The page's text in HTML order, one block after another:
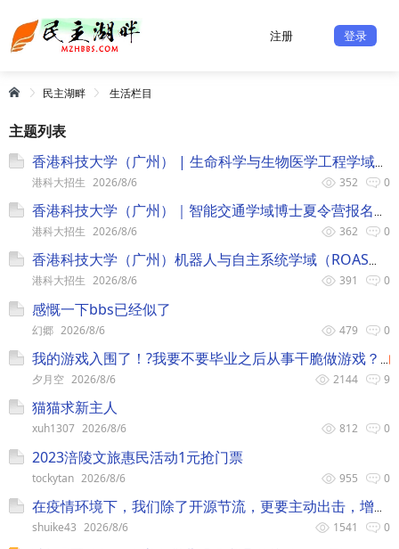
注册 登录
民主湖畔 生活栏目
主题列表
0
352
港科大招生 2026/8/6
0
362
港科大招生 2026/8/6
香港科技大学（广州）机器人与自主系统学域（ROAS）夏令营招募！
0
391
港科大招生 2026/8/6
感慨一下bbs已经似了
0
479
幻郷 2026/8/6
9
2144
夕月空 2026/8/6
猫猫求新主人
0
812
xuh1307 2026/8/6
2023涪陵文旅惠民活动1元抢门票
0
955
tockytan 2026/8/6
0
1541
shuike43 2026/8/6